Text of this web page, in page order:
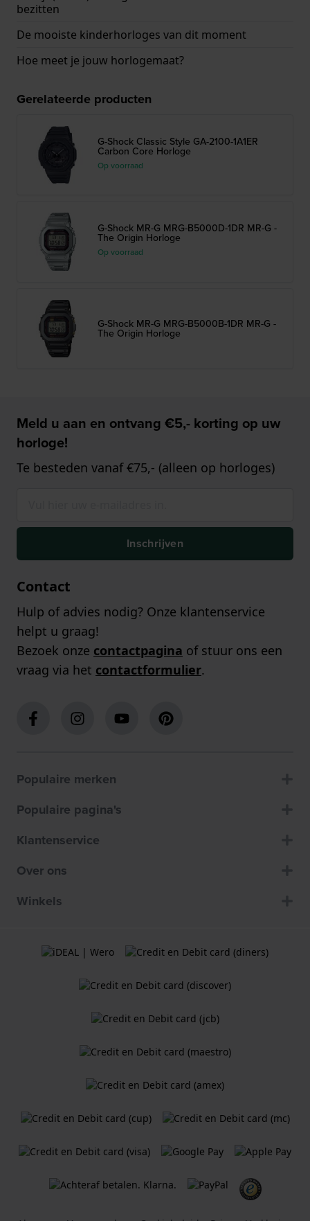
bezitten
De mooiste kinderhorloges van dit moment
Hoe meet je jouw horlogemaat?
Gerelateerde producten
G-Shock Classic Style GA-2100-1A1ER
Carbon Core Horloge
Op voorraad
G-Shock MR-G MRG-B5000D-1DR MR-G -
The Origin Horloge
Op voorraad
G-Shock MR-G MRG-B5000B-1DR MR-G -
The Origin Horloge
Meld u aan en ontvang €5,- korting op uw
horloge!
Te besteden vanaf €75,- (alleen op horloges)
Inschrijven
Contact
Hulp of advies nodig? Onze klantenservice
helpt u graag!
Bezoek onze contactpagina of stuur ons een
vraag via het contactformulier.
Populaire merken
Populaire pagina's
Klantenservice
Over ons
Winkels